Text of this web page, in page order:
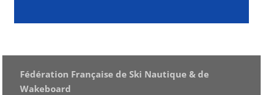
Fédération Française de Ski Nautique & de
Wakeboard